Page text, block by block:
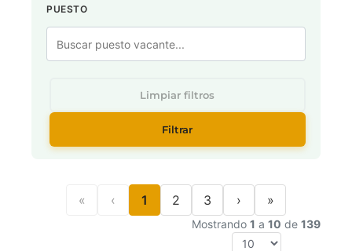
PUESTO
Limpiar filtros
Filtrar
« ‹ 1 2 3 › »
Mostrando 1 a 10 de 139